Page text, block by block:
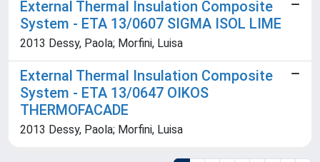
External Thermal Insulation Composite
System - ETA 13/0607 SIGMA ISOL LIME
2013 Dessy, Paola; Morfini, Luisa
External Thermal Insulation Composite
System - ETA 13/0647 OIKOS
THERMOFACADE
2013 Dessy, Paola; Morfini, Luisa